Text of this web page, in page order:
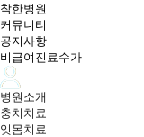
착한병원
커뮤니티
공지사항
비급여진료수가
병원소개
충치치료
잇몸치료